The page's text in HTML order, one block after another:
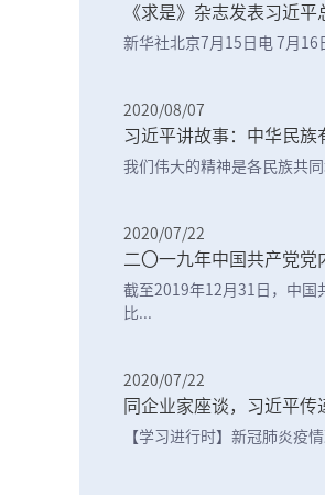
《求是》杂志发表习近
新华社北京7月15日电 7月16
2020/08/07
习近平讲故事：中华民族
我们伟大的精神是各民族共
2020/07/22
二〇一九年中国共产党党
截至2019年12月31日，中国
比...
2020/07/22
同企业家座谈，习近平传
【学习进行时】新冠肺炎疫